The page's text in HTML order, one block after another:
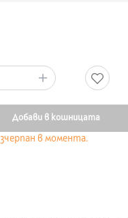
Добави в кошницата
в момента.